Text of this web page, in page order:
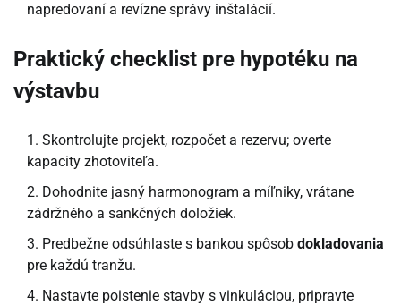
napredovaní a revízne správy inštalácií.
Praktický checklist pre hypotéku na
výstavbu
Skontrolujte projekt, rozpočet a rezervu; overte
kapacity zhotoviteľa.
Dohodnite jasný harmonogram a míľniky, vrátane
zádržného a sankčných doložiek.
Predbežne odsúhlaste s bankou spôsob dokladovania
pre každú tranžu.
Nastavte poistenie stavby s vinkuláciou, pripravte